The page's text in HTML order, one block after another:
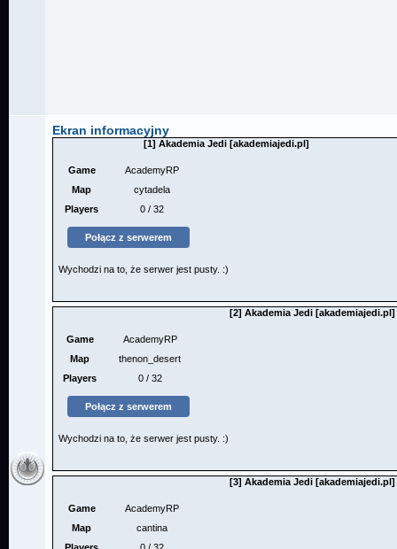
Ekran informacyjny